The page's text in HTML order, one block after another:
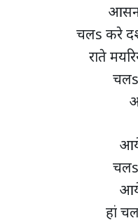
आसन
चलs करे
राते
चलs
चलs
हां